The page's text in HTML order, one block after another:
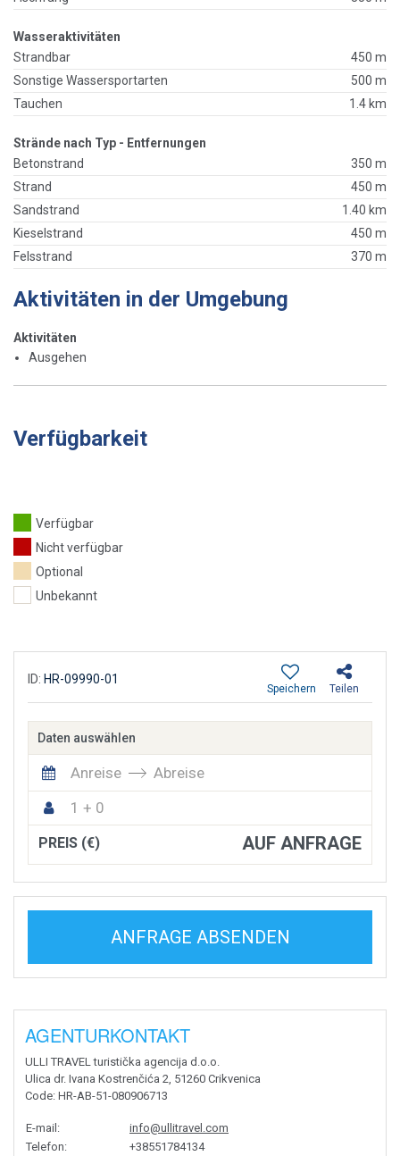
Wasseraktivitäten
Strandbar
450 m
Sonstige Wassersportarten
500 m
Tauchen
1.4 km
Strände nach Typ - Entfernungen
Betonstrand
350 m
Strand
450 m
Sandstrand
1.40 km
Kieselstrand
450 m
Felsstrand
370 m
Aktivitäten in der Umgebung
Aktivitäten
Ausgehen
Verfügbarkeit
Verfügbar
Nicht verfügbar
Optional
Unbekannt
ID: HR-09990-01
Teilen
Speichern
Daten auswählen
Anreise
Abreise
1 + 0
PREIS (€) AUF ANFRAGE
ANFRAGE ABSENDEN
AGENTURKONTAKT
ULLI TRAVEL turistička agencija d.o.o.
Ulica dr. Ivana Kostrenčića 2, 51260 Crikvenica
Code: HR-AB-51-080906713
E-mail :
info@ullitravel.com
Telefon: +38551784134